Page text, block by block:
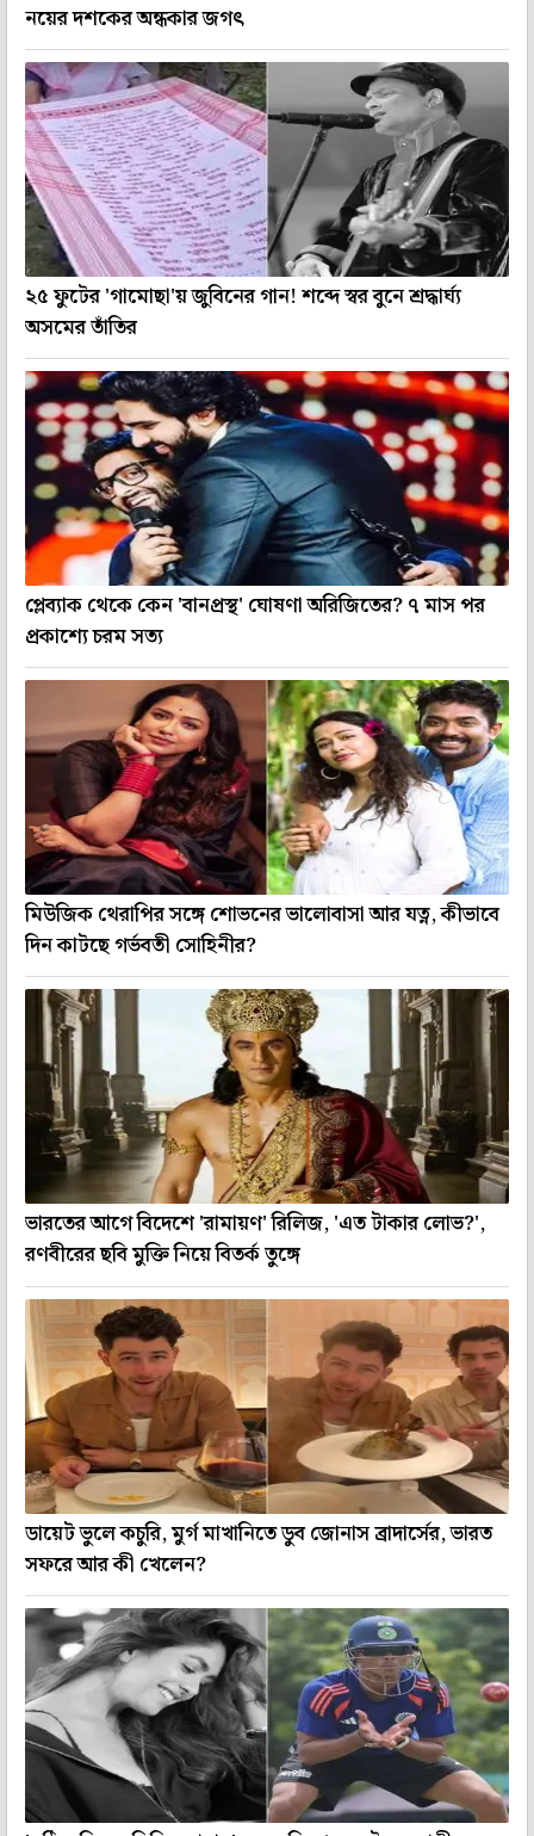
নয়ের দশকের অন্ধকার জগৎ
২৫ ফুটের 'গামোছা'য় জুবিনের গান! শব্দে স্বর বুনে শ্রদ্ধার্ঘ্য
অসমের তাঁতির
প্লেব্যাক থেকে কেন 'বানপ্রস্থ' ঘোষণা অরিজিতের? ৭ মাস পর
প্রকাশ্যে চরম সত্য
মিউজিক থেরাপির সঙ্গে শোভনের ভালোবাসা আর যত্ন, কীভাবে
দিন কাটছে গর্ভবতী সোহিনীর?
ভারতের আগে বিদেশে 'রামায়ণ' রিলিজ, 'এত টাকার লোভ?',
রণবীরের ছবি মুক্তি নিয়ে বিতর্ক তুঙ্গে
ডায়েট ভুলে কচুরি, মুর্গ মাখানিতে ডুব জোনাস ব্রাদার্সের, ভারত
সফরে আর কী খেলেন?